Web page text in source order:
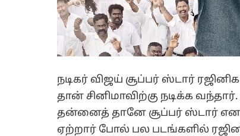
நடிகர் விஜய் சூப்பர் ஸ்டார்
தான் சினிமாவிற்கு நடிக்க
தன்னைத் தானே சூப்பர் ஸ்டார் என
ஏற்றார் போல் பல படங்களில்